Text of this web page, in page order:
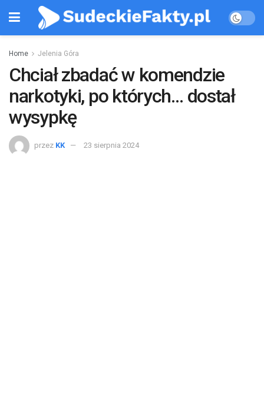
Home Jelenia Góra
Chciał zbadać w komendzie
narkotyki, po których… dostał
wysypkę
przez KK 23 sierpnia 2024